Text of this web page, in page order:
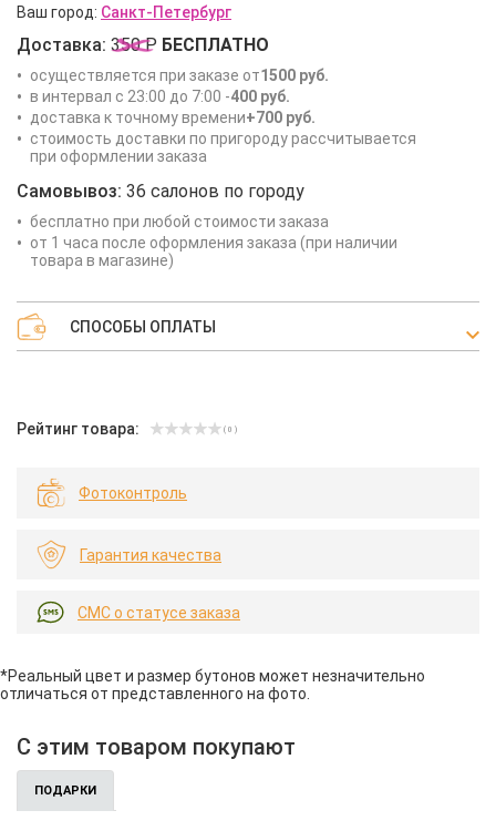
Ваш город: Санкт-Петербург
Доставка: 350 Р БЕСПЛАТНО
осуществляется при заказе от1500 руб.
в интервал с 23:00 до 7:00 -400 руб.
доставка к точному времени+700 руб.
стоимость доставки по пригороду рассчитывается
при оформлении заказа
Самовывоз: 36 салонов по городу
бесплатно при любой стоимости заказа
от 1 часа после оформления заказа (при наличии
товара в магазине)
СПОСОБЫ ОПЛАТЫ
Рейтинг товара: ( 0 )
Фотоконтроль
Гарантия качества
СМС о статусе заказа
*Реальный цвет и размер бутонов может незначительно
отличаться от представленного на фото.
С этим товаром покупают
ПОДАРКИ